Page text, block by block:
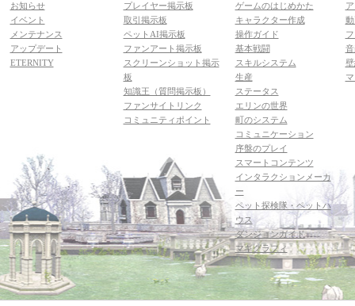
お知らせ
イベント
メンテナンス
アップデート
ETERNITY
プレイヤー掲示板
取引掲示板
ペットAI掲示板
ファンアート掲示板
スクリーンショット掲示
板
知識王（質問掲示板）
ファンサイトリンク
コミュニティポイント
ゲームのはじめかた
キャラクター作成
操作ガイド
基本戦闘
スキルシステム
生産
ステータス
エリンの世界
町のシステム
コミュニケーション
序盤のプレイ
スマートコンテンツ
インタラクションメーカ
ー
ペット探検隊・ペットハ
ウス
ダンジョンガイド
マギグラフィ